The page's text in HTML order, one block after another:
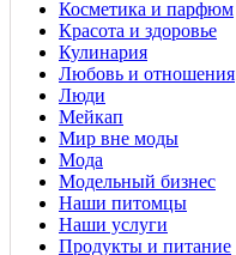
Косметика и парфюм
Красота и здоровье
Кулинария
Любовь и отношения
Люди
Мейкап
Мир вне моды
Мода
Модельный бизнес
Наши питомцы
Наши услуги
Продукты и питание